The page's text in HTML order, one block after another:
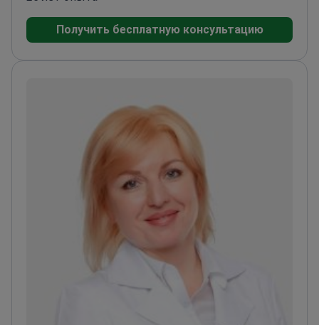
Получить бесплатную консультацию